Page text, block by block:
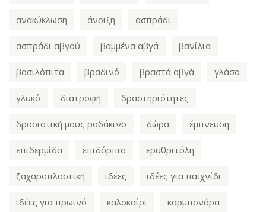
ανακύκλωση άνοιξη ασπράδι
ασπράδι αβγού βαμμένα αβγά βανίλια
βασιλόπιτα βραδινό βραστά αβγά γλάσο
γλυκό διατροφή δραστηριότητες
δροσιστική μους ροδάκινο δώρα έμπνευση
επιδερμίδα επιδόρπιο ερυθριτόλη
ζαχαροπλαστική ιδέες ιδέες για παιχνίδι
ιδέες για πρωινό καλοκαίρι καρμπονάρα